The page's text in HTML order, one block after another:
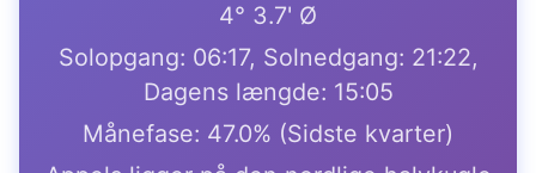
4° 3.7' Ø
Solopgang: 06:17, Solnedgang: 21:22,
Dagens længde: 15:05
Månefase: 47.0% (Sidste kvarter)